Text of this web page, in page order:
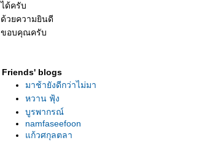
ได้ครับ
ด้วยความยินดี
ขอบคุณครับ
Friends' blogs
มาช้ายังดีกว่าไม่มา
หวาน ฟุ้ง
บูรพากรณ์
namfaseefoon
ก้วศกุลตลา